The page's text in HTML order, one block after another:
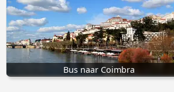
Bus naar Coimbra